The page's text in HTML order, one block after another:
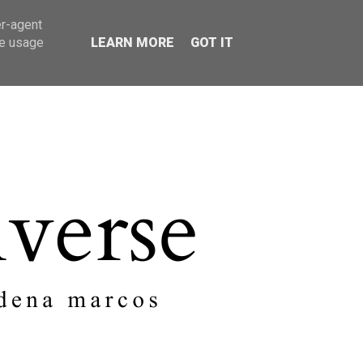
SOBRE MI
agent
usage
LEARN MORE GOT IT